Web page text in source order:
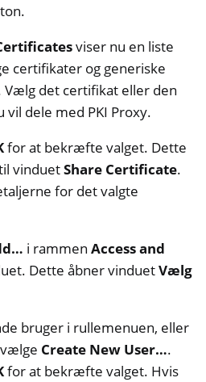
viser nu en liste
certifikater og generiske
Vælg det certifikat eller den
vil dele med PKI Proxy.
for at bekræfte valget. Dette
vinduetShare Certificate.
for det valgte
i rammen Access and
Dette åbner vinduetVælg
bruger i rullemenuen, eller
Create New User….
for at bekræfte valget. Hvis